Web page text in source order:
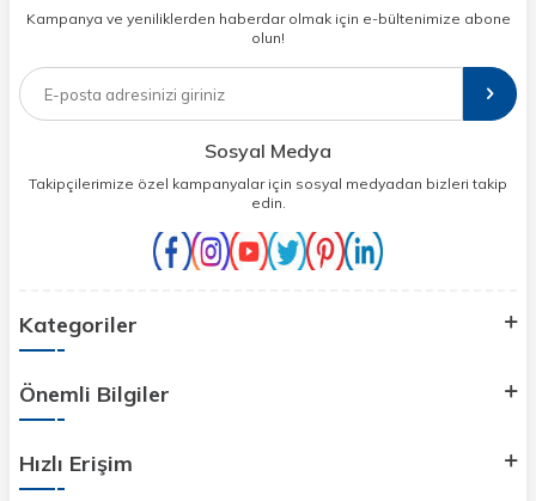
Kampanya ve yeniliklerden haberdar olmak için e-bültenimize abone
olun!
Sosyal Medya
Takipçilerimize özel kampanyalar için sosyal medyadan bizleri takip
edin.
Kategoriler
Önemli Bilgiler
Hızlı Erişim